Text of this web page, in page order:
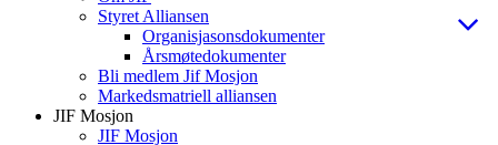
Styret Alliansen
Organisjasonsdokumenter
Årsmøtedokumenter
Bli medlem Jif Mosjon
Markedsmatriell alliansen
JIF Mosjon
JIF Mosjon